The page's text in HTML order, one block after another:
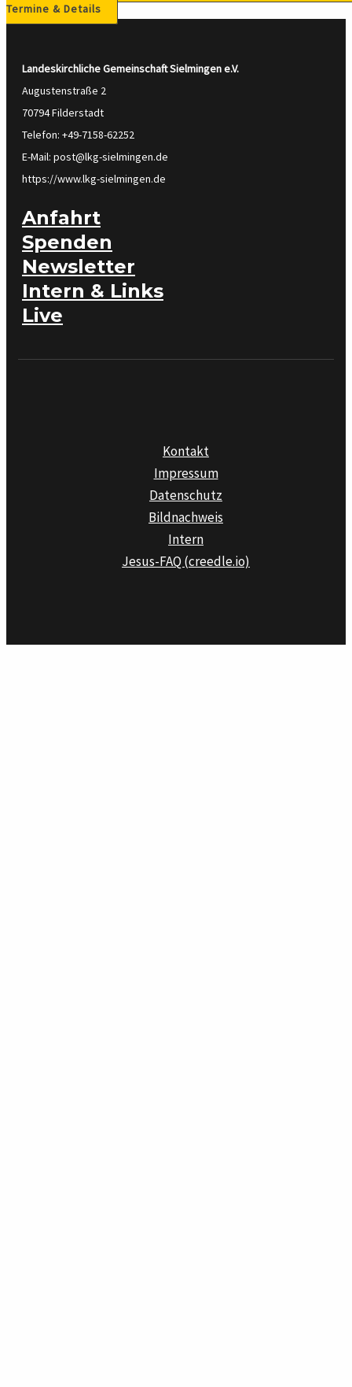
Termine & Details
Landeskirchliche Gemeinschaft Sielmingene.V.
Augustenstraße 2
70794 Filderstadt
Telefon: +49-7158-62252
E-Mail: post@lkg-sielmingen.de
https://www.lkg-sielmingen.de
Anfahrt
Spenden
Newsletter
Intern & Links
Live
Kontakt
Impressum
Datenschutz
Bildnachweis
Intern
Jesus-FAQ (creedle.io)